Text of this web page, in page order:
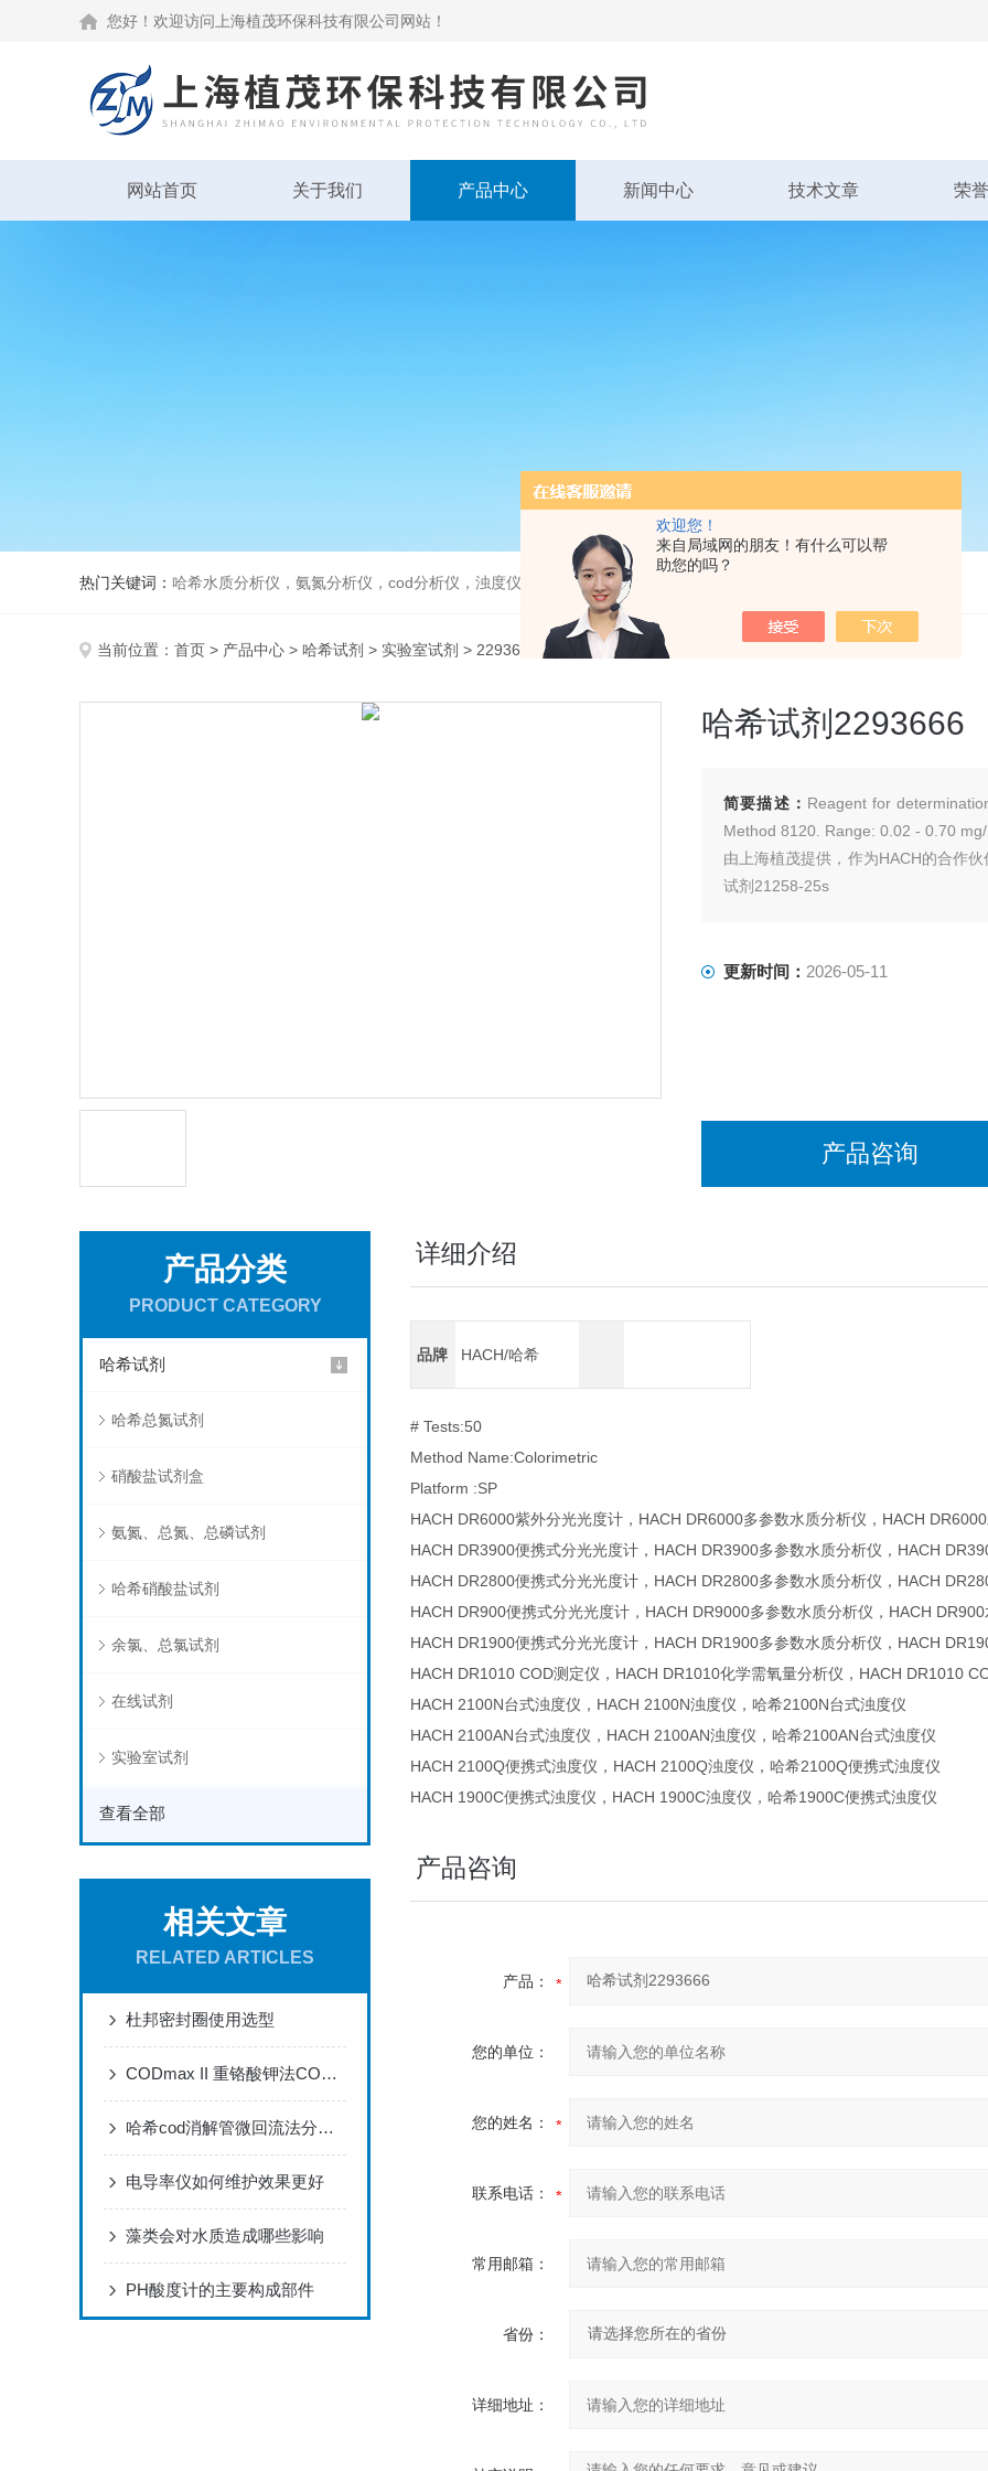
欢迎您！
来自局域网的朋友！有什么可以帮
助您的吗？
您好！欢迎访问上海植茂环保科技有限公司网站！
网站首页 关于我们 产品中心 新闻中心 技术文章 荣
热门关键词： 哈希水质分析仪，氨氮分析仪，cod分析仪，浊度仪，bod分析仪，溶解氧分析仪
当前位置： 首页 > 产品中心 > 哈希试剂 > 实验室试剂 > 22936-66哈希试剂2293666
哈希试剂2293666
简要描述： Reagent for
Method 8120. Range: 0.02 - 0.70
由上海植茂提供，作为HACH的合作
试剂21258-25s
更新时间： 2026-05-11
产品咨询
产品分类
PRODUCT CATEGORY
哈希试剂
哈希总氮试剂
硝酸盐试剂盒
氨氮、总氮、总磷试剂
哈希硝酸盐试剂
余氯、总氯试剂
在线试剂
实验室试剂
查看全部
相关文章
RELATED ARTICLES
杜邦密封圈使用选型
CODmax II 重铬酸钾法COD分析仪器
哈希cod消解管微回流法分析步骤
电导率仪如何维护效果更好
藻类会对水质造成哪些影响
PH酸度计的主要构成部件
详细介绍
品牌 HACH/哈希
# Tests:50
Method Name:Colorimetric
Platform :SP
HACH DR6000紫外分光光度计，HACH DR6000多参数水质分析仪，HACH
HACH DR3900便携式分光光度计，HACH DR3900多参数水质分析仪，HACH
HACH DR2800便携式分光光度计，HACH DR2800多参数水质分析仪，HACH
HACH DR900便携式分光光度计，HACH DR9000多参数水质分析仪，HACH
HACH DR1900便携式分光光度计，HACH DR1900多参数水质分析仪，HACH
HACH DR1010 COD测定仪，HACH DR1010化学需氧量分析仪，HACH DR1010
HACH 2100N台式浊度仪，HACH 2100N浊度仪，哈希2100N台式浊度仪
HACH 2100AN台式浊度仪，HACH 2100AN浊度仪，哈希2100AN台式浊度仪
HACH 2100Q便携式浊度仪，HACH 2100Q浊度仪，哈希2100Q便携式浊度仪
HACH 1900C便携式浊度仪，HACH 1900C浊度仪，哈希1900C便携式浊度仪
产品咨询
产品：
您的单位：
您的姓名：
联系电话：
常用邮箱：
省份：
详细地址：